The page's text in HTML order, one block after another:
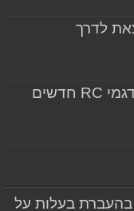
לדרך
ק.ט.מ מציגה שלושה דגמי RC חדשים
בעלות על